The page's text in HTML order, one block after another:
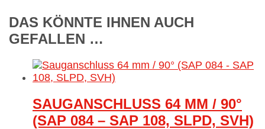
DAS KÖNNTE IHNEN AUCH
GEFALLEN …
SAUGANSCHLUSS 64 MM / 90°
(SAP 084 – SAP 108, SLPD, SVH)